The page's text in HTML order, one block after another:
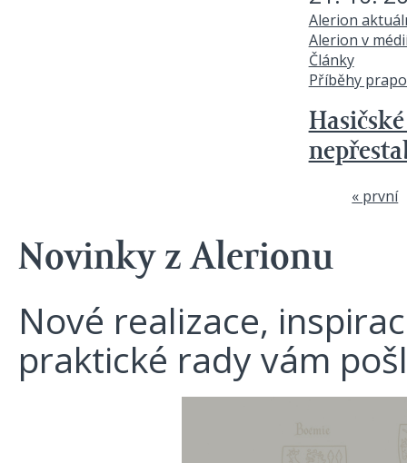
Alerion
Alerion v
Články
Příběhy
« první
Novinky z Alerionu
Nové realizace,
praktické rady vám